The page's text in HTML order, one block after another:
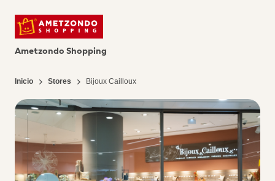
Ametzondo Shopping
Inicio Stores Bijoux Cailloux